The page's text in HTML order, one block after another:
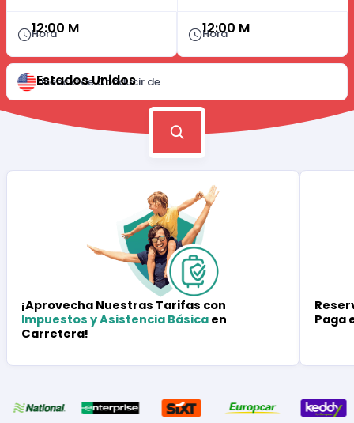
Hora
12:00 M Hora
12:00 M
Licencia de Conducir de
Estados Unidos
¡Aprovecha Nuestras Tarifas con
Impuestos y Asistencia Básica en
Carretera!
Paga